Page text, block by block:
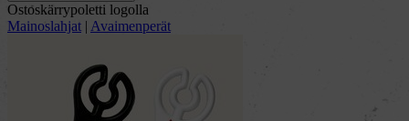
Ostoskärrypoletti logolla
Mainoslahjat | Avaimenperät